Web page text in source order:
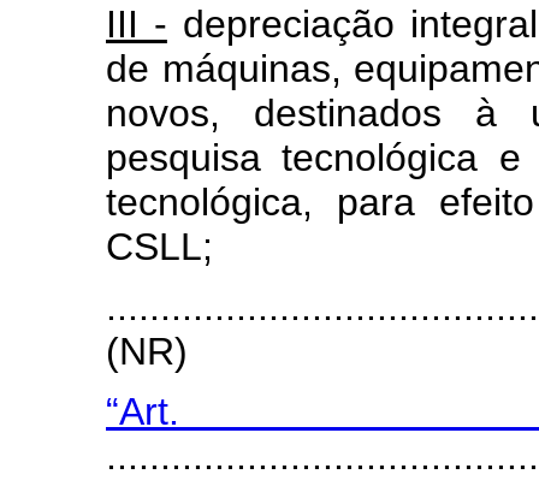
III - depreciação
de máquinas,
novos, destinados à
pesquisa tecnológica
tecnológica, para
CSLL;
(NR)